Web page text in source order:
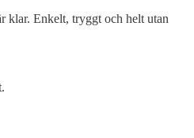
klar. Enkelt, tryggt och helt utan